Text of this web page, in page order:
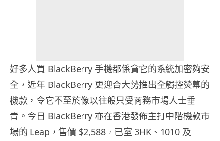
好多人買 BlackBerry 手機都係貪它的系統加密夠安
全，近年 BlackBerry 更迎合大勢推出全觸控熒幕的
機款，令它不至於像以往般只受商務市場人士垂
青。今日 BlackBerry 亦在香港發佈主打中階機款市
場的 Leap，售價 $2,588，已室 3HK、1010 及